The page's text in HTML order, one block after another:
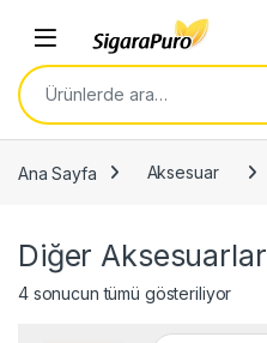
Open
Ara:
Ana Sayfa Aksesuar
Diğer Aksesuarlar
4 sonucun tümü gösteriliyor